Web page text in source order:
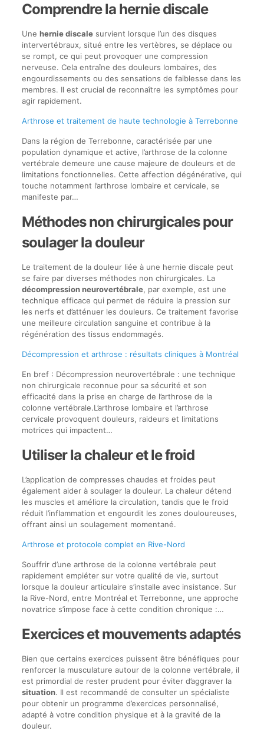
Comprendre la hernie discale
Une hernie discalesurvient lorsque l’un des disques
intervertébraux, situé entre les vertèbres, se déplace ou
se rompt, ce qui peut provoquer une compression
nerveuse. Cela entraîne des douleurs lombaires, des
engourdissements ou des sensations de faiblesse dans les
membres. Il est crucial de reconnaître les symptômes pour
agir rapidement.
Arthrose et traitement de haute technologie à Terrebonne
Dans la région de Terrebonne, caractérisée par une
population dynamique et active, l’arthrose de la colonne
vertébrale demeure une cause majeure de douleurs et de
limitations fonctionnelles. Cette affection dégénérative, qui
touche notamment l’arthrose lombaire et cervicale, se
manifeste par…
Méthodes non chirurgicales pour
soulager la douleur
Le traitement de la douleur liée à une hernie discale peut
se faire par diverses méthodes non chirurgicales. La
décompression neurovertébrale, par exemple, est une
technique efficace qui permet de réduire la pression sur
les nerfs et d’atténuer les douleurs. Ce traitement favorise
une meilleure circulation sanguine et contribue à la
régénération des tissus endommagés.
Décompression et arthrose : résultats cliniques à Montréal
En bref : Décompression neurovertébrale : une technique
non chirurgicale reconnue pour sa sécurité et son
efficacité dans la prise en charge de l’arthrose de la
colonne vertébrale.L’arthrose lombaire et l’arthrose
cervicale provoquent douleurs, raideurs et limitations
motrices qui impactent…
Utiliser la chaleur et le froid
L’application de compresses chaudes et froides peut
également aider à soulager la douleur. La chaleur détend
les muscles et améliore la circulation, tandis que le froid
réduit l’inflammation et engourdit les zones douloureuses,
offrant ainsi un soulagement momentané.
Arthrose et protocole complet en Rive-Nord
Souffrir d’une arthrose de la colonne vertébrale peut
rapidement empiéter sur votre qualité de vie, surtout
lorsque la douleur articulaire s’installe avec insistance. Sur
la Rive-Nord, entre Montréal et Terrebonne, une approche
novatrice s’impose face à cette condition chronique :…
Exercices et mouvements adaptés
Bien que certains exercices puissent être bénéfiques pour
renforcer la musculature autour de la colonne vertébrale, il
est primordial de rester prudent pour éviter d’aggraver la
situation. Il est recommandé de consulter un spécialiste
pour obtenir un programme d’exercices personnalisé,
adapté à votre condition physique et à la gravité de la
douleur.